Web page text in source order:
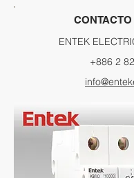
CONTACTO
ENTEK
+886 2